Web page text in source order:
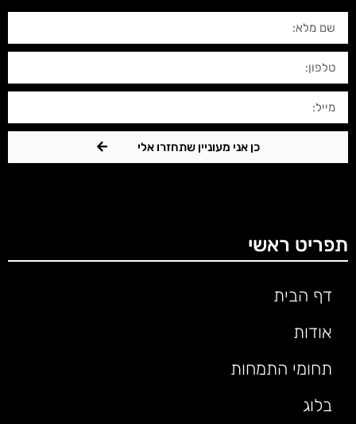
כן אני מעוניין שתחזרו אלי
תפריט ראשי
דף הבית
אודות
תחומי התמחות
בלוג